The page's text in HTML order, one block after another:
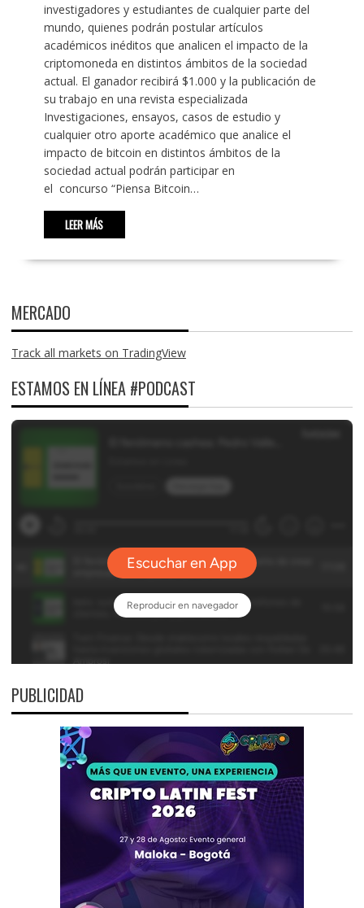
investigadores y estudiantes de cualquier parte del
mundo, quienes podrán postular artículos
académicos inéditos que analicen el impacto de la
criptomoneda en distintos ámbitos de la sociedad
actual. El ganador recibirá $1.000 y la publicación de
su trabajo en una revista especializada
Investigaciones, ensayos, casos de estudio y
cualquier otro aporte académico que analice el
impacto de bitcoin en distintos ámbitos de la
sociedad actual podrán participar en
el concurso “Piensa Bitcoin…
LEER MÁS
MERCADO
Track all markets on TradingView
ESTAMOS EN LÍNEA #PODCAST
PUBLICIDAD